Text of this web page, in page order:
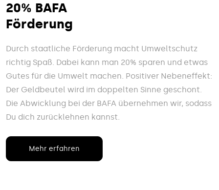
20% BAFA
Förderung
Durch staatliche Förderung macht Umweltschutz
richtig Spaß. Dabei kann man 20% sparen und etwas
Gutes für die Umwelt machen. Positiver Nebeneffekt:
Der Geldbeutel wird im doppelten Sinne geschont.
Die Abwicklung bei der BAFA übernehmen wir, sodass
Du dich zurücklehnen kannst.
Mehr erfahren